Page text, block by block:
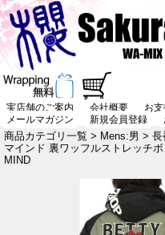
実店舗のご案内 会社概要 お
メールマガジン
新規会員登録
商品カテゴリ一覧 > Mens:男 > 長
マインド 裏ワッフルストレッチ
MIND